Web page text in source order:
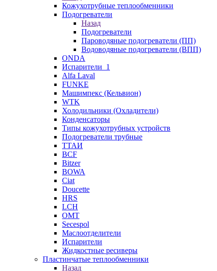
Кожухотрубные теплообменники
Подогреватели
Назад
Подогреватели
Пароводяные подогреватели (ПП)
Водоводяные подогреватели (ВПП)
ONDA
Испарители_1
Alfa Laval
FUNKE
Машимпекс (Кельвион)
WTK
Холодильники (Охладители)
Конденсаторы
Типы кожухотрубных устройств
Подогреватели трубные
ТТАИ
BCF
Bitzer
BOWA
Ciat
Doucette
HRS
LCH
OMT
Secespol
Маслоотделители
Испарители
Жидкостные ресиверы
Пластинчатые теплообменники
Назад